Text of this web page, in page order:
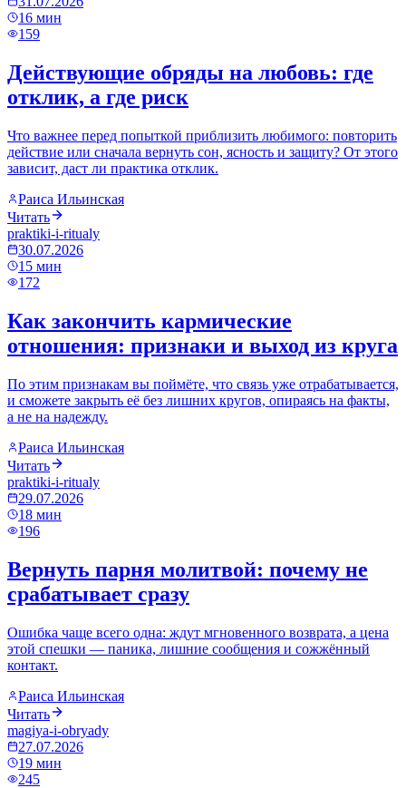
16 мин
159
Действующие обряды на любовь: где
отклик, а где риск
Что важнее перед попыткой приблизить любимого: повторить
действие или сначала вернуть сон, ясность и защиту? От этого
зависит, даст ли практика отклик.
Раиса Ильинская
Читать
praktiki-i-ritualy
30.07.2026
15 мин
172
Как закончить кармические
отношения: признаки и выход из круга
По этим признакам вы поймёте, что связь уже отрабатывается,
и сможете закрыть её без лишних кругов, опираясь на факты,
а не на надежду.
Раиса Ильинская
Читать
praktiki-i-ritualy
29.07.2026
18 мин
196
Вернуть парня молитвой: почему не
срабатывает сразу
Ошибка чаще всего одна: ждут мгновенного возврата, а цена
этой спешки — паника, лишние сообщения и сожжённый
контакт.
Раиса Ильинская
Читать
magiya-i-obryady
27.07.2026
19 мин
245